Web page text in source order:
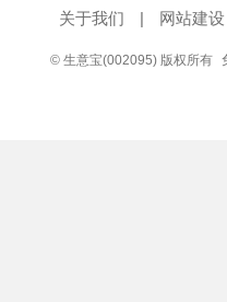
关于我们 | 网站建设
© 生意宝(002095) 版权所有